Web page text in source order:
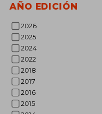
AÑO EDICIÓN
2026
2025
2024
2022
2018
2017
2016
2015